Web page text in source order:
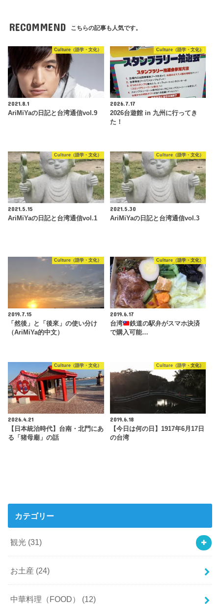
RECOMMEND こちらの記事も人気です。
Culture（語学・文化）
2021.8.1
AriMiYaの日記と台湾通信vol.9
Culture（語学・文化）
2026.7.17
2026台遊館 in 九州に行ってき
た！
Culture（語学・文化）
2021.5.15
AriMiYaの日記と台湾通信vol.1
Culture（語学・文化）
2021.5.30
AriMiYaの日記と台湾通信vol.3
Culture（語学・文化）
2019.7.15
「然後」と「後來」の使い分け
（AriMiYa的中文）
Culture（語学・文化）
2019.6.17
台湾
鉄道の駅弁がスマホ決済
で購入可能…
Culture（語学・文化）
2026.4.21
【日本統治時代】台南・北門にあ
る「猪母廟」の話
Culture（語学・文化）
2019.6.18
【今日は何の日】1917年6月17日
の台湾
カテゴリー
観光 (31)
お土産 (24)
中華料理（FOOD） (12)